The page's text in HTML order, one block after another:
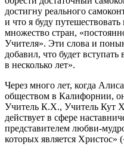
достигну реального
и что я буду
множество стран,
Учителя». Эти слова и
добавил, что будет
в несколько лет».
Через много лет, когда
обществом в Калифорнии,
Учитель К.Х., Учитель Кут
действует в сфере
представителем любви-
которых является Христос»